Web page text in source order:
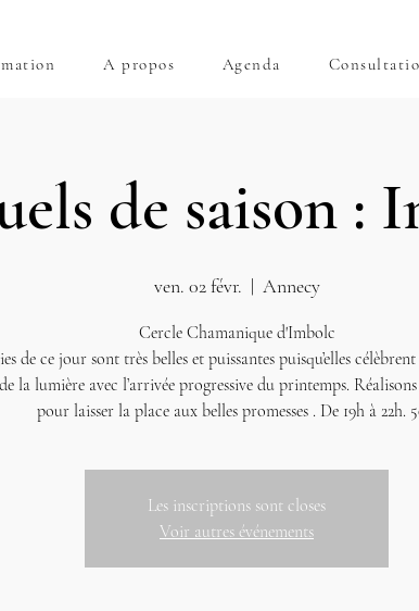
A propos Agenda
de saison :
ven. 02 févr.
  |
Annecy
Cercle Chamanique d'Imbolc
de ce jour sont très belles et puissantes puisqu’elles
la lumière avec l’arrivée progressive du printemps.
pour laisser la place aux belles promesses . De 19h à 22h.
Les inscriptions sont closes
Voir autres événements